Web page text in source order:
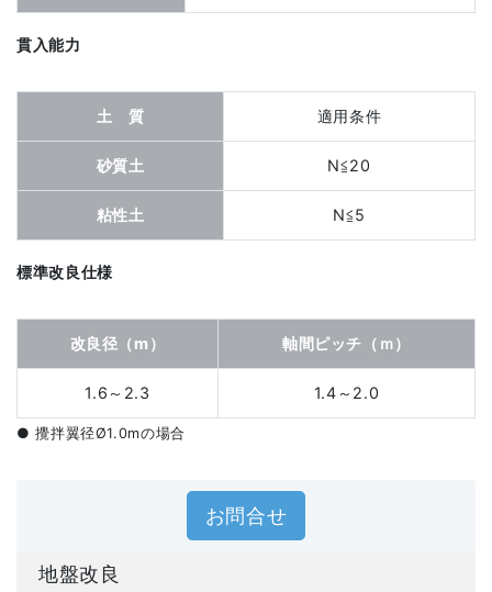
貫入能力
土 質 適用条件
砂質土 N≦20
粘性土 N≦5
標準改良仕様
改良径（m） 軸間ピッチ（ｍ）
1.6～2.3 1.4～2.0
● 攪拌翼径Ø1.0mの場合
お問合せ
地盤改良